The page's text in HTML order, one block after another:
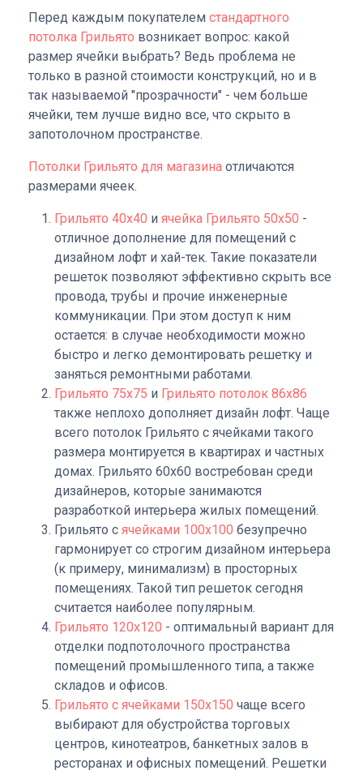
Перед каждым покупателем стандартного
потолка Грильято возникает вопрос: какой
размер ячейки выбрать? Ведь проблема не
только в разной стоимости конструкций, но и в
так называемой "прозрачности" - чем больше
ячейки, тем лучше видно все, что скрыто в
запотолочном пространстве.
Потолки Грильято для магазина отличаются
размерами ячеек.
Грильято 40х40 и ячейка Грильято 50х50 -
отличное дополнение для помещений с
дизайном лофт и хай-тек. Такие показатели
решеток позволяют эффективно скрыть все
провода, трубы и прочие инженерные
коммуникации. При этом доступ к ним
остается: в случае необходимости можно
быстро и легко демонтировать решетку и
заняться ремонтными работами.
Грильято 75х75 и Грильято потолок 86х86
также неплохо дополняет дизайн лофт. Чаще
всего потолок Грильято с ячейками такого
размера монтируется в квартирах и частных
домах. Грильято 60х60 востребован среди
дизайнеров, которые занимаются
разработкой интерьера жилых помещений.
Грильято с ячейками 100х100 безупречно
гармонирует со строгим дизайном интерьера
(к примеру, минимализм) в просторных
помещениях. Такой тип решеток сегодня
считается наиболее популярным.
Грильято 120х120 - оптимальный вариант для
отделки подпотолочного пространства
помещений промышленного типа, а также
складов и офисов.
Грильято с ячейками 150х150 чаще всего
выбирают для обустройства торговых
центров, кинотеатров, банкетных залов в
ресторанах и офисных помещений. Решетки